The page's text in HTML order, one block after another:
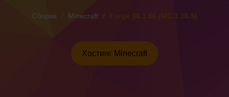
Сборки Minecraft Forge 36.1.66 (MC 1.16.5)
Хостинг Minecraft